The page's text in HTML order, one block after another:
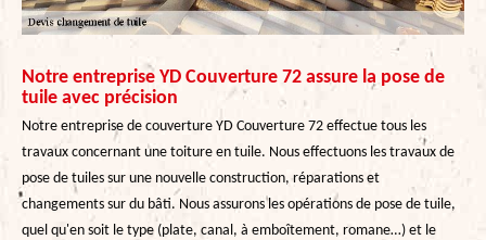
Notre entreprise YD Couverture 72 assure la pose de
tuile avec précision
Notre entreprise de couverture YD Couverture 72 effectue tous les
travaux concernant une toiture en tuile. Nous effectuons les travaux de
pose de tuiles sur une nouvelle construction, réparations et
changements sur du bâti. Nous assurons les opérations de pose de tuile,
quel qu'en soit le type (plate, canal, à emboîtement, romane…) et le